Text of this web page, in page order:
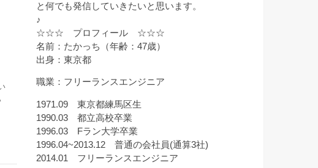
と何でも発信していきたいと思います。
♪
☆☆☆ プロフィール ☆☆☆
名前：たかっち（年齢：47歳）
出身：東京都
職業：フリーランスエンジニア
1971.09 東京都練馬区生
1990.03 都立高校卒業
1996.03 Fラン大学卒業
1996.04~2013.12 普通の会社員(通算3社)
2014.01 フリーランスエンジニア